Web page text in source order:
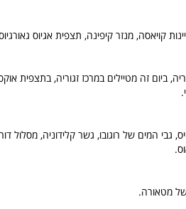
קויאסה, מנזר קיפינה, תצפית אגיוס
ביום זה מטיילים במרכז זגוריה, בתצפית
גבי המים של רוגובו, גשר קלידוניה, מסלול
של מטאורה.